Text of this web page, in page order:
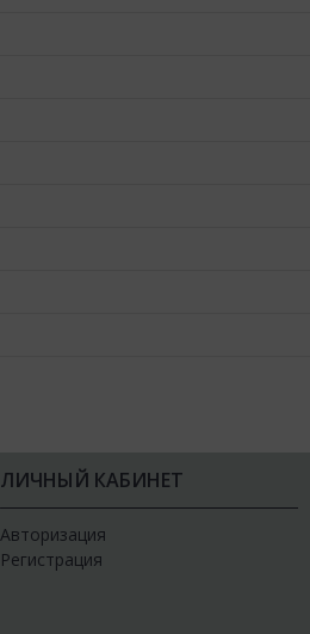
ЛИЧНЫЙ КАБИНЕТ
Авторизация
Регистрация